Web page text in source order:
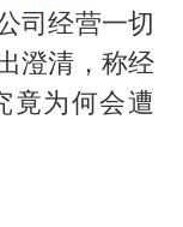
器摆动明显
司经营一切
澄清，称经
竟为何会遭